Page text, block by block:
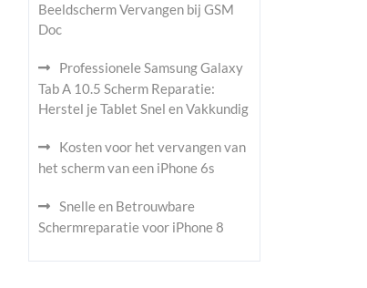
Beeldscherm Vervangen bij GSM
Doc
Professionele Samsung Galaxy
Tab A 10.5 Scherm Reparatie:
Herstel je Tablet Snel en Vakkundig
Kosten voor het vervangen van
het scherm van een iPhone 6s
Snelle en Betrouwbare
Schermreparatie voor iPhone 8